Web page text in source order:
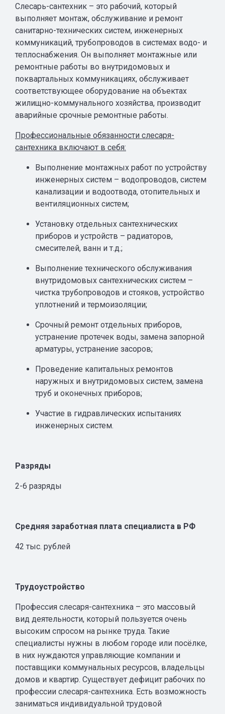
Слесарь-сантехник – это рабочий, который
выполняет монтаж, обслуживание и ремонт
санитарно-технических систем, инженерных
коммуникаций, трубопроводов в системах водо- и
теплоснабжения. Он выполняет монтажные или
ремонтные работы во внутридомовых и
поквартальных коммуникациях, обслуживает
соответствующее оборудование на объектах
жилищно-коммунального хозяйства, производит
аварийные срочные ремонтные работы.
Профессиональные обязанности слесаря-
сантехника включают в себя:
Выполнение монтажных работ по устройству
инженерных систем – водопроводов, систем
канализации и водоотвода, отопительных и
вентиляционных систем;
Установку отдельных сантехнических
приборов и устройств – радиаторов,
смесителей, ванн и т.д.;
Выполнение технического обслуживания
внутридомовых сантехнических систем –
чистка трубопроводов и стояков, устройство
уплотнений и термоизоляции;
Срочный ремонт отдельных приборов,
устранение протечек воды, замена запорной
арматуры, устранение засоров;
Проведение капитальных ремонтов
наружных и внутридомовых систем, замена
труб и оконечных приборов;
Участие в гидравлических испытаниях
инженерных систем.
Разряды
2-6 разряды
Средняя заработная плата специалиста в РФ
42 тыс. рублей
Трудоустройство
Профессия слесаря-сантехника – это массовый
вид деятельности, который пользуется очень
высоким спросом на рынке труда. Такие
специалисты нужны в любом городе или посёлке,
в них нуждаются управляющие компании и
поставщики коммунальных ресурсов, владельцы
домов и квартир. Существует дефицит рабочих по
профессии слесаря-сантехника. Есть возможность
заниматься индивидуальной трудовой